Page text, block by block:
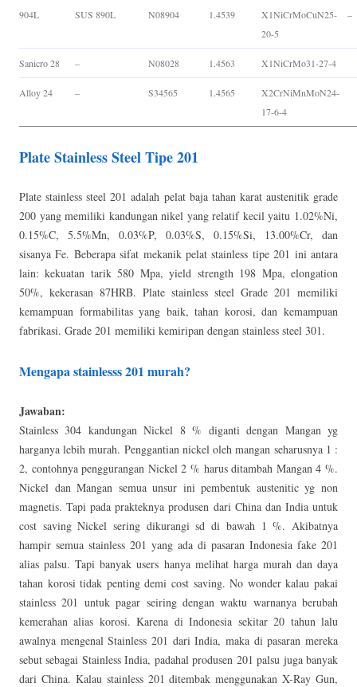
904L SUS 890L N08904 1.4539
X1NiCrMoCuN25-
20-5
–
Sanicro 28 – N08028 1.4563 X1NiCrMo31-27-4
Alloy 24 – S34565 1.4565
X2CrNiMnMoN24-
17-6-4
Plate Stainless Steel Tipe 201
Plate stainless steel 201 adalah pelat baja tahan karat austenitik grade
200 yang memiliki kandungan nikel yang relatif kecil yaitu 1.02%Ni,
0.15%C, 5.5%Mn, 0.03%P, 0.03%S, 0.15%Si, 13.00%Cr, dan
sisanya Fe. Beberapa sifat mekanik pelat stainless tipe 201 ini antara
lain: kekuatan tarik 580 Mpa, yield strength 198 Mpa, elongation
50%, kekerasan 87HRB. Plate stainless steel Grade 201 memiliki
kemampuan formabilitas yang baik, tahan korosi, dan kemampuan
fabrikasi. Grade 201 memiliki kemiripan dengan stainless steel 301.
Mengapa stainlesss 201 murah?
Jawaban:
Stainless 304 kandungan Nickel 8 % diganti dengan Mangan yg
harganya lebih murah. Penggantian nickel oleh mangan seharusnya 1 :
2, contohnya penggurangan Nickel 2 % harus ditambah Mangan 4 %.
Nickel dan Mangan semua unsur ini pembentuk austenitic yg non
magnetis. Tapi pada prakteknya produsen dari China dan India untuk
cost saving Nickel sering dikurangi sd di bawah 1 %. Akibatnya
hampir semua stainless 201 yang ada di pasaran Indonesia fake 201
alias palsu. Tapi banyak users hanya melihat harga murah dan daya
tahan korosi tidak penting demi cost saving. No wonder kalau pakai
stainless 201 untuk pagar seiring dengan waktu warnanya berubah
kemerahan alias korosi. Karena di Indonesia sekitar 20 tahun lalu
awalnya mengenal Stainless 201 dari India, maka di pasaran mereka
sebut sebagai Stainless India, padahal produsen 201 palsu juga banyak
dari China. Kalau stainless 201 ditembak menggunakan X-Ray Gun,